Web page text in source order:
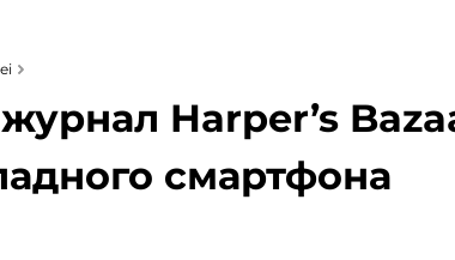
Harper’s
смартфона